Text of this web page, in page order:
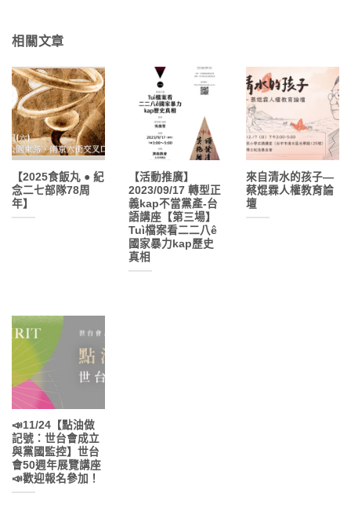
相關文章
【2025食飯丸 ● 紀
念二七部隊78周
年】
【活動推廣】
2023/09/17 轉型正
義kap不當黨產-台
語講座【第三場】
Tuì檔案看二二八ê
國家暴力kap歷史
真相
來自清水的孩子—
蔡焜霖人權教育論
壇
📣11/24【點油做
記號：世台會成立
與黨國監控】世台
會50週年展覽講座
📣歡迎報名參加！